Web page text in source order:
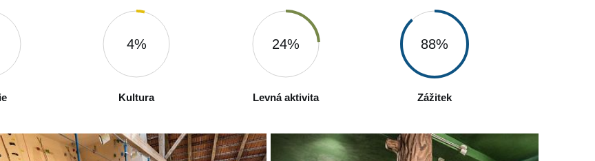
4%
Kultura
24%
Levná aktivita
88%
Zážitek